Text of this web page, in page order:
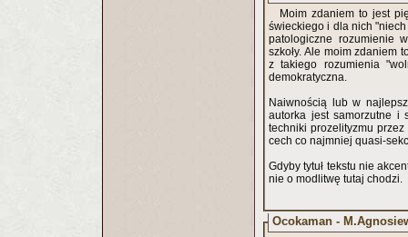
Moim zdaniem to jest
świeckiego i dla nich
patologiczne rozumienie
szkoły. Ale moim zdaniem
z takiego rozumienia
demokratyczna.
Naiwnością lub w
autorka jest samorzutne i
techniki prozelityzmu
cech co najmniej quasi-
Gdyby tytuł tekstu nie
nie o modlitwę tutaj chodzi.
Ocokaman -